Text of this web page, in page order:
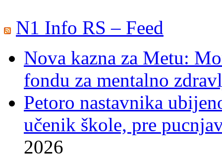
N1 Info RS – Feed
Nova kazna za Metu:
fondu za mentalno
Petoro nastavnika
učenik škole, pre
2026